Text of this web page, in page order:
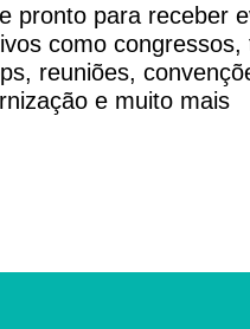
pronto para receber
como congressos,
reuniões,
e muito mais